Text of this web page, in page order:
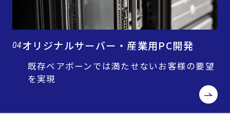
04オリジナルサーバー・産業用PC開発
既存ベアボーンでは満たせないお客様の要望
を実現